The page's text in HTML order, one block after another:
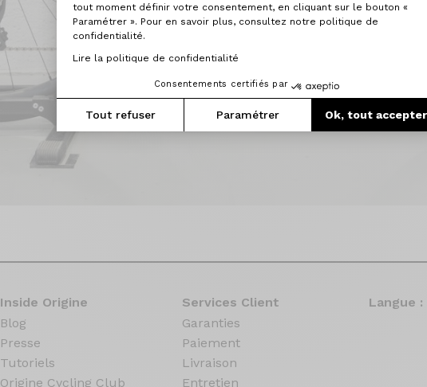
tout moment définir votre consentement, en cliquant sur le bouton «
Paramétrer ». Pour en savoir plus, consultez notre politique de
confidentialité.
Lire la politique de confidentialité
Consentements certifiés par
Tout refuser Paramétrer Ok, tout accepter
Inside Origine
Blog
Presse
Tutoriels
Origine Cycling Club
Services Client
Garanties
Paiement
Livraison
Entretien
Langue :